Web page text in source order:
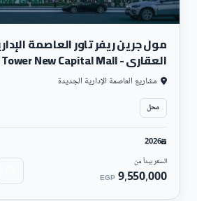
مول جرين ريفر تاور العاصمة
العقاري - Green River Tower New Capital Mall
مشاريع العاصمة الإدارية الجديدة
محل
2026
السعر يبدأ من
9,550,000
EGP